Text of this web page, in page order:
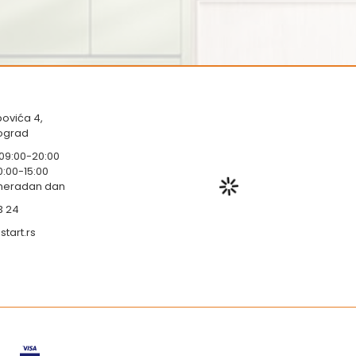
4,
20:00
15:00
dan
24